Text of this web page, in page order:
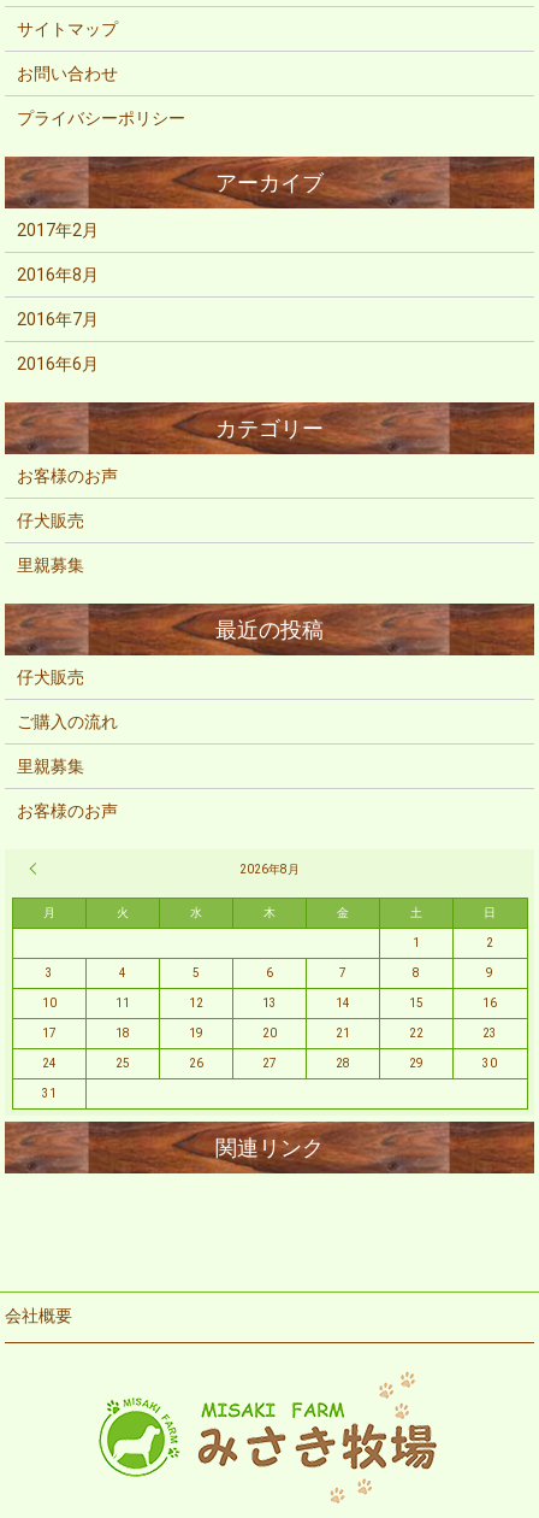
サイトマップ
お問い合わせ
プライバシーポリシー
2017年2月
2016年8月
2016年7月
2016年6月
お客様のお声
仔犬販売
里親募集
仔犬販売
ご購入の流れ
里親募集
お客様のお声
2026年8月
月 火 水 木 金 土 日
1 2
3 4 5 6 7 8 9
10 11 12 13 14 15 16
17 18 19 20 21 22 23
24 25 26 27 28 29 30
31
会社概要